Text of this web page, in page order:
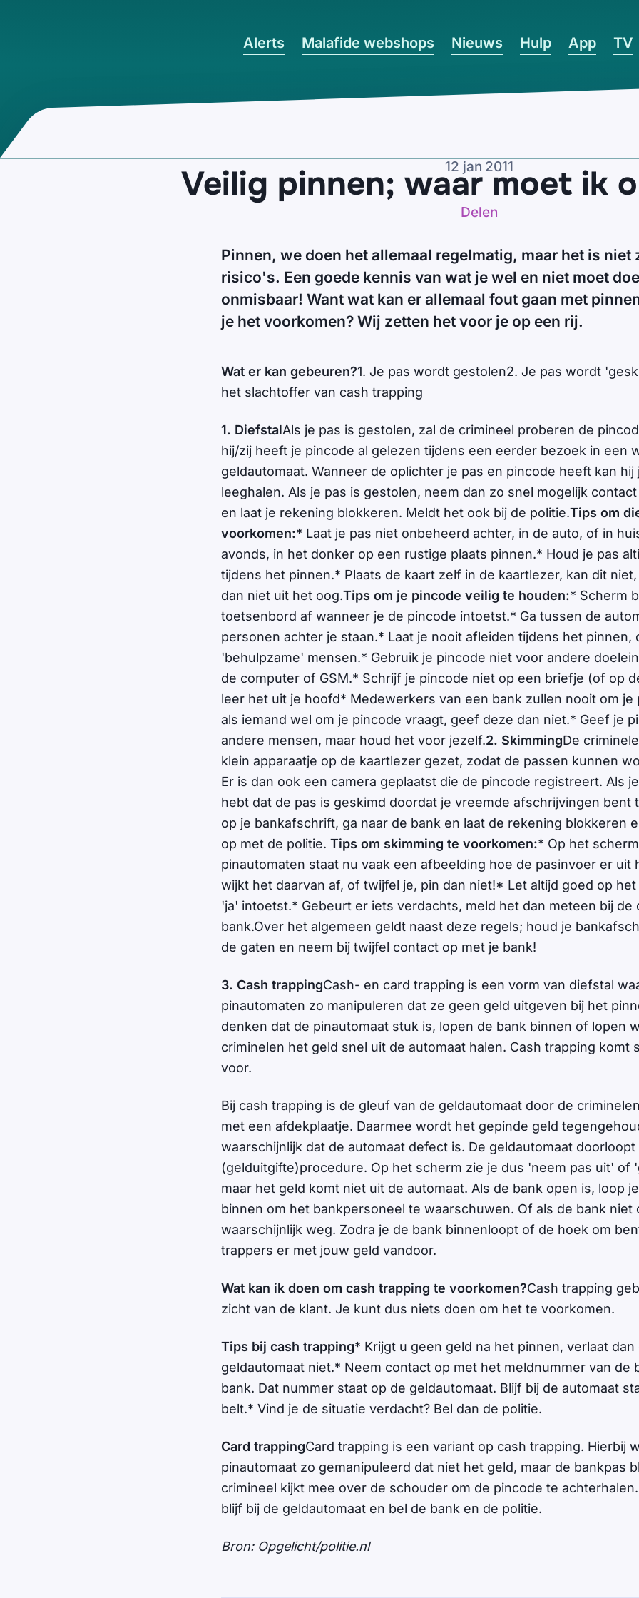
Alerts Malafide webshops Nieuws Hulp App TV
12 jan 2011
Veilig pinnen; waar moet ik
Delen
Pinnen, we doen het allemaal regelmatig, maar het is niet
risico's. Een goede kennis van wat je wel en niet moet
onmisbaar! Want wat kan er allemaal fout gaan met
je het voorkomen? Wij zetten het voor je op een rij.
Wat er kan gebeuren?1. Je pas wordt gestolen2. Je pas wordt
het slachtoffer van cash trapping
1. DiefstalAls je pas is gestolen, zal de crimineel proberen de
hij/zij heeft je pincode al gelezen tijdens een eerder bezoek in een
geldautomaat. Wanneer de oplichter je pas en pincode heeft kan hij
leeghalen. Als je pas is gestolen, neem dan zo snel mogelijk
en laat je rekening blokkeren. Meldt het ook bij de politie.Tips om
voorkomen:* Laat je pas niet onbeheerd achter, in de auto, of in
avonds, in het donker op een rustige plaats pinnen.* Houd je pas
tijdens het pinnen.* Plaats de kaart zelf in de kaartlezer, kan dit
dan niet uit het oog.Tips om je pincode veilig te houden:* Scherm
toetsenbord af wanneer je de pincode intoetst.* Ga tussen de
personen achter je staan.* Laat je nooit afleiden tijdens het pinnen,
'behulpzame' mensen.* Gebruik je pincode niet voor andere
de computer of GSM.* Schrijf je pincode niet op een briefje (of op
leer het uit je hoofd* Medewerkers van een bank zullen nooit om je
als iemand wel om je pincode vraagt, geef deze dan niet.* Geef je
andere mensen, maar houd het voor jezelf.2. SkimmingDe
klein apparaatje op de kaartlezer gezet, zodat de passen kunnen
Er is dan ook een camera geplaatst die de pincode registreert. Als
hebt dat de pas is geskimd doordat je vreemde afschrijvingen bent
op je bankafschrift, ga naar de bank en laat de rekening blokkeren
op met de politie. Tips om skimming te voorkomen:* Op het
pinautomaten staat nu vaak een afbeelding hoe de pasinvoer er uit
wijkt het daarvan af, of twijfel je, pin dan niet!* Let altijd goed op
'ja' intoetst.* Gebeurt er iets verdachts, meld het dan meteen bij
bank.Over het algemeen geldt naast deze regels; houd je
de gaten en neem bij twijfel contact op met je bank!
3. Cash trappingCash- en card trapping is een vorm van diefstal
pinautomaten zo manipuleren dat ze geen geld uitgeven bij het
denken dat de pinautomaat stuk is, lopen de bank binnen of lopen
criminelen het geld snel uit de automaat halen. Cash trapping komt
voor.
Bij cash trapping is de gleuf van de geldautomaat door de
met een afdekplaatje. Daarmee wordt het gepinde geld
waarschijnlijk dat de automaat defect is. De geldautomaat
(gelduitgifte)procedure. Op het scherm zie je dus 'neem pas uit' of
maar het geld komt niet uit de automaat. Als de bank open is, loop
binnen om het bankpersoneel te waarschuwen. Of als de bank niet
waarschijnlijk weg. Zodra je de bank binnenloopt of de hoek om
trappers er met jouw geld vandoor.
Wat kan ik doen om cash trapping te voorkomen?Cash trapping
zicht van de klant. Je kunt dus niets doen om het te voorkomen.
Tips bij cash trapping* Krijgt u geen geld na het pinnen, verlaat dan
geldautomaat niet.* Neem contact op met het meldnummer van de
bank. Dat nummer staat op de geldautomaat. Blijf bij de automaat
belt.* Vind je de situatie verdacht? Bel dan de politie.
Card trappingCard trapping is een variant op cash trapping. Hierbij
pinautomaat zo gemanipuleerd dat niet het geld, maar de bankpas
crimineel kijkt mee over de schouder om de pincode te
blijf bij de geldautomaat en bel de bank en de politie.
Bron: Opgelicht/politie.nl